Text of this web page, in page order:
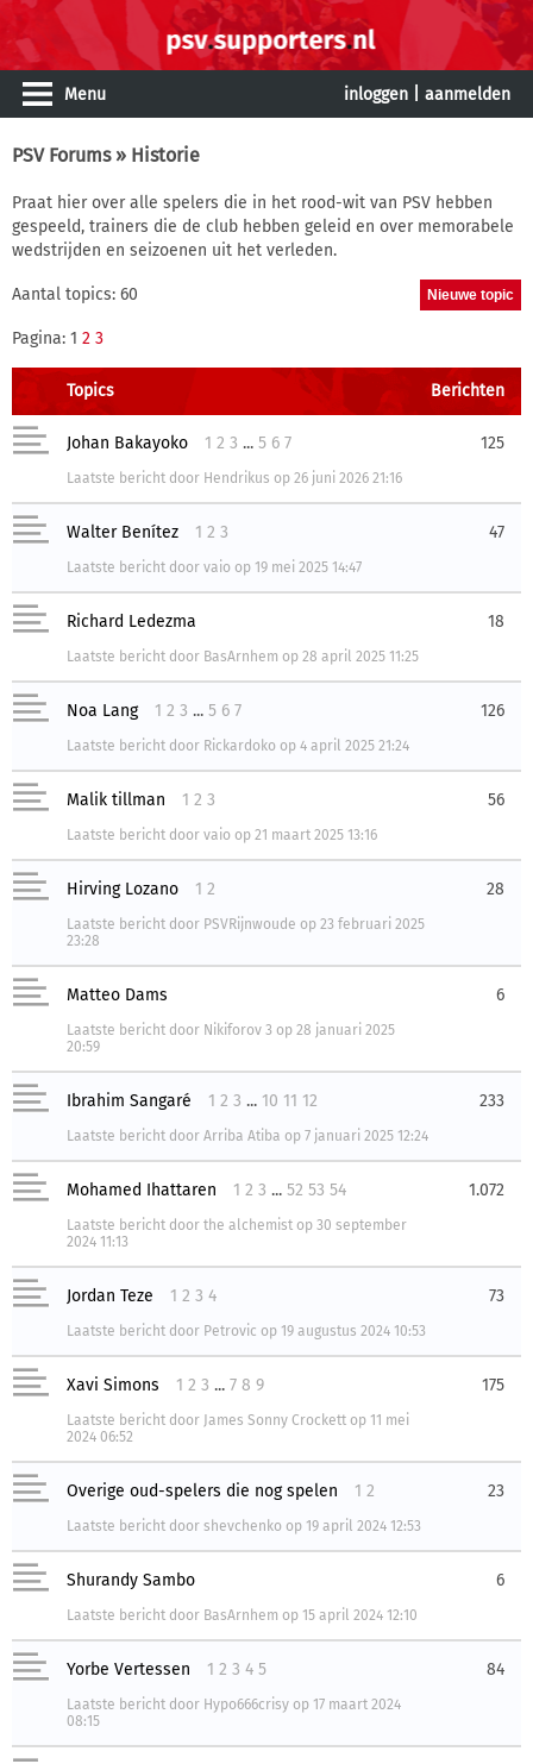
Menu inloggen aanmelden
PSV Forums» Historie
Praat hier over alle spelers die in het rood-wit van PSV hebben
gespeeld, trainers die de club hebben geleid en over memorabele
wedstrijden en seizoenen uit het verleden.
Aantal topics: 60
Pagina: 1 2 3
Topics Berichten
Johan Bakayoko 1 2 3 ... 5 6 7
Laatste bericht door Hendrikus op 26 juni 2026 21:16
125
Walter Benítez 1 2 3
Laatste bericht door vaio op 19 mei 2025 14:47
47
Richard Ledezma
Laatste bericht door BasArnhem op 28 april 2025 11:25
18
Noa Lang 1 2 3 ... 5 6 7
Laatste bericht door Rickardoko op 4 april 2025 21:24
126
Malik tillman 1 2 3
Laatste bericht door vaio op 21 maart 2025 13:16
56
Hirving Lozano 1 2
Laatste bericht door PSVRijnwoude op 23 februari 2025
23:28
28
Matteo Dams
Laatste bericht door Nikiforov 3 op 28 januari 2025
20:59
6
Ibrahim Sangaré 1 2 3 ... 10 11 12
Laatste bericht door Arriba Atiba op 7 januari 2025 12:24
233
Mohamed Ihattaren 1 2 3 ... 52 53 54
Laatste bericht door the alchemist op 30 september
2024 11:13
1.072
Jordan Teze 1 2 3 4
Laatste bericht door Petrovic op 19 augustus 2024 10:53
73
Xavi Simons 1 2 3 ... 7 8 9
Laatste bericht door James Sonny Crockett op 11 mei
2024 06:52
175
Overige oud-spelers die nog spelen 1 2
Laatste bericht door shevchenko op 19 april 2024 12:53
23
Shurandy Sambo
Laatste bericht door BasArnhem op 15 april 2024 12:10
6
Yorbe Vertessen 1 2 3 4 5
Laatste bericht door Hypo666crisy op 17 maart 2024
08:15
84